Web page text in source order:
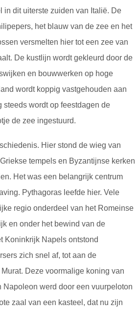
in dit uiterste zuiden van Italië. De
het blauw van de zee en het
versmelten hier tot een zee van
De kustlijn wordt gekleurd door de
en bouwwerken op hoge
wordt koppig vastgehouden aan
steeds wordt op feestdagen de
de zee ingestuurd.
Hier stond de wieg van
tempels en Byzantijnse kerken
Het was een belangrijk centrum
Pythagoras leefde hier. Vele
regio onderdeel van het Romeinse
en onder het bewind van de
Koninkrijk Napels ontstond
zich snel af, tot aan de
Deze voormalige koning van
Napoleon werd door een vuurpeloton
zaal van een kasteel, dat nu zijn